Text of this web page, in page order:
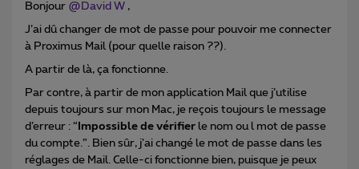
Bonjour @David W ,
J’ai dû changer de mot de passe pour pouvoir me connecter
à Proximus Mail (pour quelle raison ??).
A partir de là, ça fonctionne.
Par contre, à partir de mon application Mail que j’utilise
depuis toujours sur mon Mac, je reçois toujours le message
d’erreur : “ Impossible de vérifier le nom ou l mot de passe
du compte.”. Bien sûr, j’ai changé le mot de passe dans les
réglages de Mail. Celle-ci fonctionne bien, puisque je peux